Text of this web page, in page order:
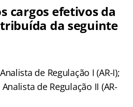
cargos efetivos da
da seguinte
de Regulação I (AR-I);
de Regulação II (AR-